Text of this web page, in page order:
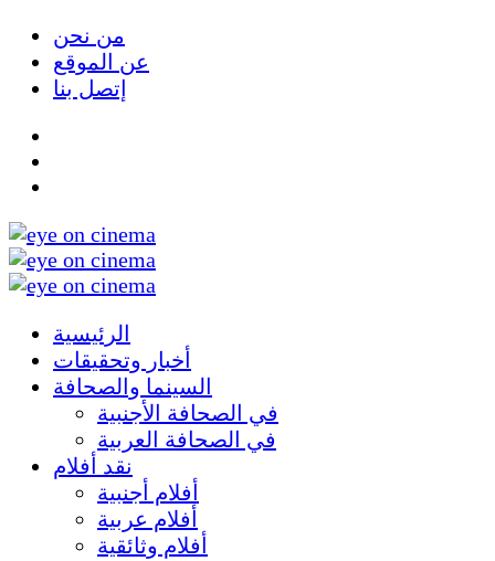
من نحن
عن الموقع
إتصل بنا
الرئيسية
أخبار وتحقيقات
السينما والصحافة
في الصحافة الأجنبية
في الصحافة العربية
نقد أفلام
أفلام أجنبية
أفلام عربية
أفلام وثائقية